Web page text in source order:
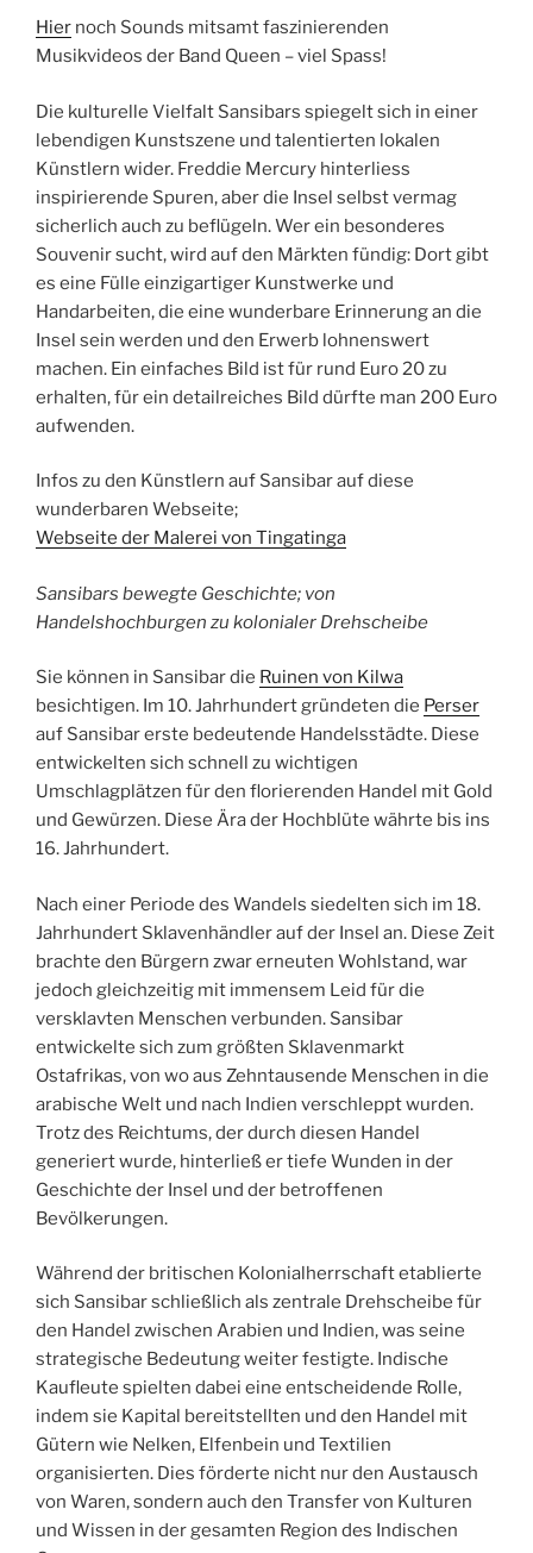
Hier noch Sounds mitsamt faszinierenden
Musikvideos der Band Queen – viel Spass!
Die kulturelle Vielfalt Sansibars spiegelt sich in einer
lebendigen Kunstszene und talentierten lokalen
Künstlern wider. Freddie Mercury hinterliess
inspirierende Spuren, aber die Insel selbst vermag
sicherlich auch zu beflügeln. Wer ein besonderes
Souvenir sucht, wird auf den Märkten fündig: Dort gibt
es eine Fülle einzigartiger Kunstwerke und
Handarbeiten, die eine wunderbare Erinnerung an die
Insel sein werden und den Erwerb lohnenswert
machen. Ein einfaches Bild ist für rund Euro 20 zu
erhalten, für ein detailreiches Bild dürfte man 200 Euro
aufwenden.
Infos zu den Künstlern auf Sansibar auf diese
wunderbaren Webseite;
Webseite der Malerei von Tingatinga
Sansibars bewegte Geschichte; von
Handelshochburgen zu kolonialer Drehscheibe
Sie können in Sansibar die Ruinen von Kilwa
besichtigen. Im 10. Jahrhundert gründeten die Perser
auf Sansibar erste bedeutende Handelsstädte. Diese
entwickelten sich schnell zu wichtigen
Umschlagplätzen für den florierenden Handel mit Gold
und Gewürzen. Diese Ära der Hochblüte währte bis ins
16. Jahrhundert.
Nach einer Periode des Wandels siedelten sich im 18.
Jahrhundert Sklavenhändler auf der Insel an. Diese Zeit
brachte den Bürgern zwar erneuten Wohlstand, war
jedoch gleichzeitig mit immensem Leid für die
versklavten Menschen verbunden. Sansibar
entwickelte sich zum größten Sklavenmarkt
Ostafrikas, von wo aus Zehntausende Menschen in die
arabische Welt und nach Indien verschleppt wurden.
Trotz des Reichtums, der durch diesen Handel
generiert wurde, hinterließ er tiefe Wunden in der
Geschichte der Insel und der betroffenen
Bevölkerungen.
Während der britischen Kolonialherrschaft etablierte
sich Sansibar schließlich als zentrale Drehscheibe für
den Handel zwischen Arabien und Indien, was seine
strategische Bedeutung weiter festigte. Indische
Kaufleute spielten dabei eine entscheidende Rolle,
indem sie Kapital bereitstellten und den Handel mit
Gütern wie Nelken, Elfenbein und Textilien
organisierten. Dies förderte nicht nur den Austausch
von Waren, sondern auch den Transfer von Kulturen
und Wissen in der gesamten Region des Indischen